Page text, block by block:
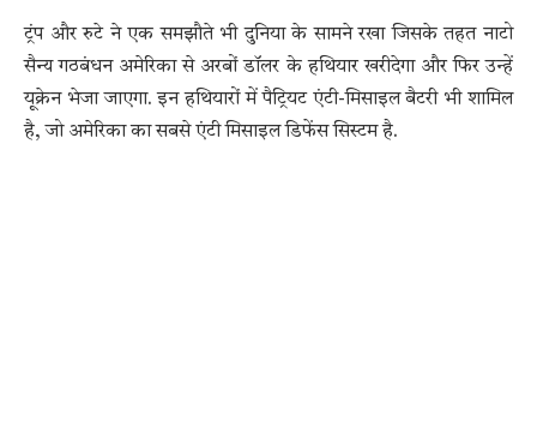
ट्रंप और रुटे ने एक समझौते भी दुनिया के सामने रखा जिसके तहत नाटो
सैन्य गठबंधन अमेरिका से अरबों डॉलर के हथियार खरीदेगा और फिर उन्हें
यूक्रेन भेजा जाएगा. इन हथियारों में पैट्रियट एंटी-मिसाइल बैटरी भी शामिल
है, जो अमेरिका का सबसे एंटी मिसाइल डिफेंस सिस्टम है.